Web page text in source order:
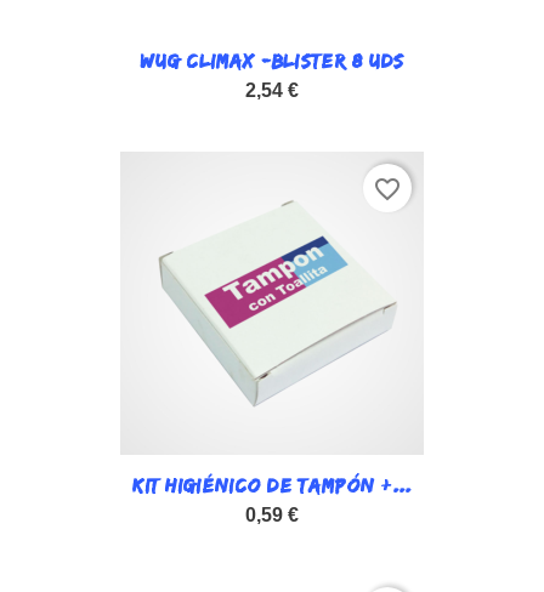
WUG CLIMAX -BLISTER 8 UDS
2,54 €
KIT HIGIÉNICO DE TAMPÓN +...
0,59 €
favorite_border